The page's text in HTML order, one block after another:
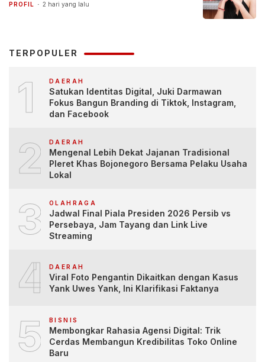
PROFIL 2 hari yang lalu
TERPOPULER
1 DAERAH
Satukan Identitas Digital, Juki Darmawan
Fokus Bangun Branding di Tiktok, Instagram,
dan Facebook
2 DAERAH
Mengenal Lebih Dekat Jajanan Tradisional
Pleret Khas Bojonegoro Bersama Pelaku Usaha
Lokal
3 OLAHRAGA
Jadwal Final Piala Presiden 2026 Persib vs
Persebaya, Jam Tayang dan Link Live
Streaming
4 DAERAH
Viral Foto Pengantin Dikaitkan dengan Kasus
Yank Uwes Yank, Ini Klarifikasi Faktanya
5 BISNIS
Membongkar Rahasia Agensi Digital: Trik
Cerdas Membangun Kredibilitas Toko Online
Baru